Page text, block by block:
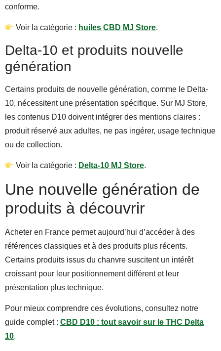
conforme.
Voir la catégorie : huiles CBD MJ Store.
Delta-10 et produits nouvelle
génération
Certains produits de nouvelle génération, comme le Delta-
10, nécessitent une présentation spécifique. Sur MJ Store,
les contenus D10 doivent intégrer des mentions claires :
produit réservé aux adultes, ne pas ingérer, usage technique
ou de collection.
Voir la catégorie : Delta-10 MJ Store.
Une nouvelle génération de
produits à découvrir
Acheter en France permet aujourd’hui d’accéder à des
références classiques et à des produits plus récents.
Certains produits issus du chanvre suscitent un intérêt
croissant pour leur positionnement différent et leur
présentation plus technique.
Pour mieux comprendre ces évolutions, consultez notre
guide complet : CBD D10 : tout savoir sur le THC Delta
10.